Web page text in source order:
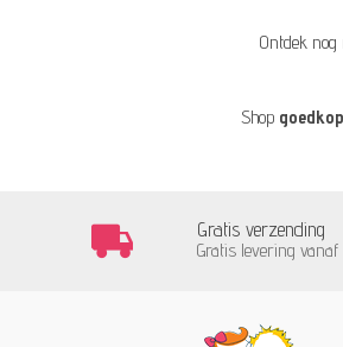
Ontdek
Shop
Gratis verzending
Gratis levering vanaf